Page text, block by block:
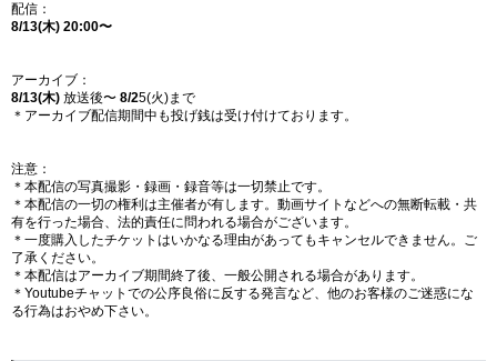
配信：
8/13(木) 20:00〜
アーカイブ：
8/13(木) 放送後〜 8/25(火)まで
＊アーカイブ配信期間中も投げ銭は受け付けております。
注意：
＊本配信の写真撮影・録画・録音等は一切禁止です。
＊本配信の一切の権利は主催者が有します。動画サイトなどへの無断転載・共
有を行った場合、法的責任に問われる場合がございます。
＊一度購入したチケットはいかなる理由があってもキャンセルできません。ご
了承ください。
＊本配信はアーカイブ期間終了後、一般公開される場合があります。
＊Youtubeチャットでの公序良俗に反する発言など、他のお客様のご迷惑にな
る行為はおやめ下さい。